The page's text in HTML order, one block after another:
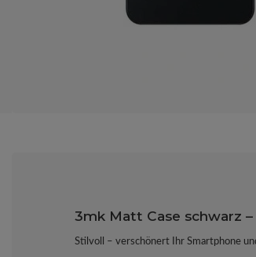
3mk Matt Case schwarz
Stilvoll – verschönert Ihr Smartphone